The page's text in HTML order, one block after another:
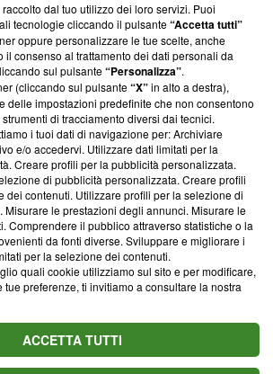
programma, ma ha richiesto di farne
non ha ancora effettuato una verifica di
247.845.224, Via Carlo Frasca, 3 - 6900
Tel:+39 0690258937
dal tuo utilizzo dei loro servizi. Puoi
tecnologie cliccando il pulsante“Accetta tutti”
oppure personalizzare le tue scelte, anche
il consenso al trattamento dei dati personali da
sul pulsante“Personalizza”.
(cliccando sul pulsante“X”in alto a destra),
delle impostazioni predefinite che non consentono
di tracciamento diversi dai tecnici.
i tuoi dati di navigazione per: Archiviare
e/o accedervi. Utilizzare dati limitati per la
Creare profili per la pubblicità personalizzata.
di pubblicità personalizzata. Creare profili
dei contenuti. Utilizzare profili per la selezione di
Misurare le prestazioni degli annunci. Misurare le
Comprendere il pubblico attraverso statistiche o la
da fonti diverse. Sviluppare e migliorare i
per la selezione dei contenuti.
quali cookie utilizziamo sul sito e per modificare,
preferenze, ti invitiamo a consultare la nostra
ACCETTA TUTTI